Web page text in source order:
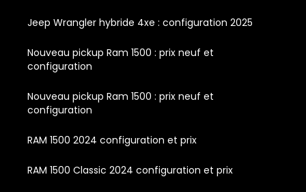
Jeep Wrangler hybride 4xe : configuration 2025
Nouveau pickup Ram 1500 : prix neuf et
configuration
Nouveau pickup Ram 1500 : prix neuf et
configuration
RAM 1500 2024 configuration et prix
RAM 1500 Classic 2024 configuration et prix